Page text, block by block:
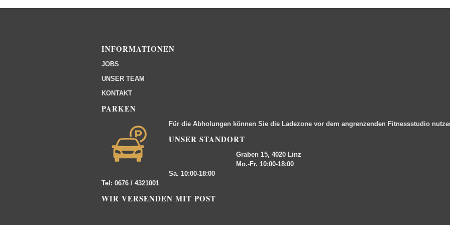
INFORMATIONEN
JOBS
UNSER TEAM
KONTAKT
PARKEN
Für die Abholungen können Sie die Ladezone vor dem angrenzenden Fitnessstudio
UNSER STANDORT
Graben 15, 4020 Linz
Mo.-Fr. 10:00-18:00
Sa. 10:00-18:00
Tel: 0676 / 4321001
WIR VERSENDEN MIT POST